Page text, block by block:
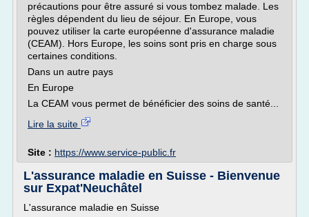
précautions pour être assuré si vous tombez malade. Les
règles dépendent du lieu de séjour. En Europe, vous
pouvez utiliser la carte européenne d'assurance maladie
(CEAM). Hors Europe, les soins sont pris en charge sous
certaines conditions.
Dans un autre pays
En Europe
La CEAM vous permet de bénéficier des soins de santé...
Lire la suite
Site : https://www.service-public.fr
L'assurance maladie en Suisse - Bienvenue
sur Expat'Neuchâtel
L'assurance maladie en Suisse